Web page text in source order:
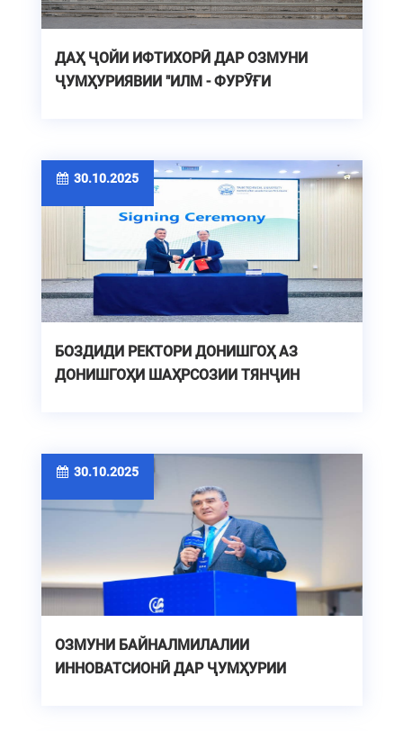
ДАҲ ҶОЙИ ИФТИХОРӢ ДАР ОЗМУНИ
ҶУМҲУРИЯВИИ "ИЛМ - ФУРӮҒИ
30.10.2025
БОЗДИДИ РЕКТОРИ ДОНИШГОҲ АЗ
ДОНИШГОҲИ ШАҲРСОЗИИ ТЯНҶИН
30.10.2025
ОЗМУНИ БАЙНАЛМИЛАЛИИ
ИННОВАТСИОНӢ ДАР ҶУМҲУРИИ